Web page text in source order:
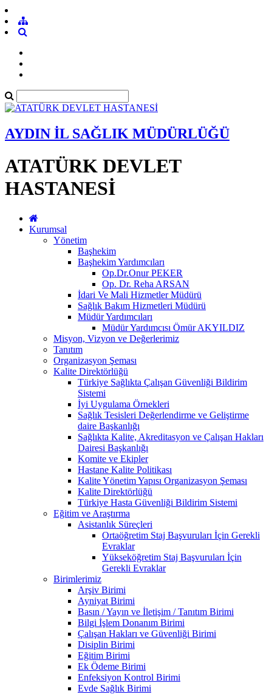
AYDIN İL SAĞLIK MÜDÜRLÜĞÜ
ATATÜRK DEVLET
HASTANESİ
Kurumsal
Yönetim
Başhekim
Başhekim Yardımcıları
Op.Dr.Onur PEKER
Op. Dr. Reha ARSAN
İdari Ve Mali Hizmetler Müdürü
Sağlık Bakım Hizmetleri Müdürü
Müdür Yardımcıları
Müdür Yardımcısı Ömür AKYILDIZ
Misyon, Vizyon ve Değerlerimiz
Tanıtım
Organizasyon Şeması
Kalite Direktörlüğü
Türkiye Sağlıkta Çalışan Güvenliği Bildirim
Sistemi
İyi Uygulama Örnekleri
Sağlık Tesisleri Değerlendirme ve Geliştirme
daire Başkanlığı
Sağlıkta Kalite, Akreditasyon ve Çalışan Hakları
Dairesi Başkanlığı
Komite ve Ekipler
Hastane Kalite Politikası
Kalite Yönetim Yapısı Organizasyon Şeması
Kalite Direktörlüğü
Türkiye Hasta Güvenliği Bildirim Sistemi
Eğitim ve Araştırma
Asistanlık Süreçleri
Ortaöğretim Staj Başvuruları İçin Gerekli
Evraklar
Yükseköğretim Staj Başvuruları İçin
Gerekli Evraklar
Birimlerimiz
Arşiv Birimi
Ayniyat Birimi
Basın / Yayın ve İletişim / Tanıtım Birimi
Bilgi İşlem Donanım Birimi
Çalışan Hakları ve Güvenliği Birimi
Disiplin Birimi
Eğitim Birimi
Ek Ödeme Birimi
Enfeksiyon Kontrol Birimi
Evde Sağlık Birimi